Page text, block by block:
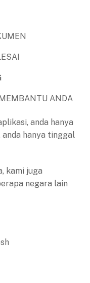
ANDA
anda hanya
hanya tinggal
kami juga
negara lain